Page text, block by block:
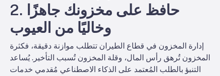
2. حافظ على مخزونك جاهزًا
وخاليًا من العيوب
إدارة المخزون في قطاع الطيران تتطلب موازنة دقيقة، فكثرة
المخزون تُرهق رأس المال، وقلة المخزون تُسبب التأخير. يُساعد
التنبؤ بالطلب المُعتمد على الذكاء الاصطناعي مُقدمي خدمات